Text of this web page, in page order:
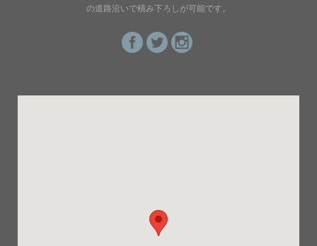
の道路沿いで積み下ろしが可能です。